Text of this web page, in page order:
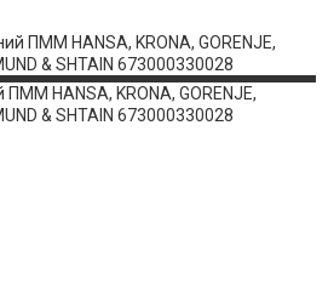
HANSA, KRONA, GORENJE,
& SHTAIN 673000330028